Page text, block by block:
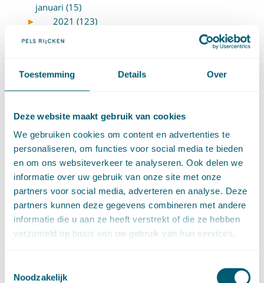
Toestemming Details Over
Deze website maakt gebruik van cookies
We gebruiken cookies om content en advertenties te
personaliseren, om functies voor social media te bieden
en om ons websiteverkeer te analyseren. Ook delen we
informatie over uw gebruik van onze site met onze
partners voor social media, adverteren en analyse. Deze
partners kunnen deze gegevens combineren met andere
informatie die u aan ze heeft verstrekt of die ze hebben
verzameld op basis van uw gebruik van hun services.
Noodzakelijk
januari (15)
►
2021 (123)
november (9)
september (4)
juni (14)
april (11)
maart (14)
februari (11)
januari (15)
►
2020 (154)
december (6)
november (14)
oktober (14)
juli (20)